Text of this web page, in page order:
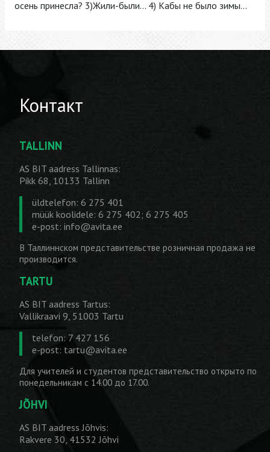
осень принесла? 3)Жили-были... 4) Кабы не было зимы...
Контакт
TALLINN
AS BIT aadress Tallinnas:
Pikk 68, 10133 Tallinn
üldtelefon: 6 275 401
müük koolidele: 6 275 402; 6 275 405
e-post: info@avita.ee
В Таллиннском представительстве розничная продажа не
производится.
TARTU
AS BIT aadress Tartus:
Vallikraavi 9, 51003 Tartu
telefon: 7 427 156
e-post: tartu@avita.ee
Для учителей и студентов представительство открыто по
понедельникам с 14.00 до 17.00.
JÕHVI
AS BIT aadress Jõhvis:
Rakvere 30, 41532 Jõhvi